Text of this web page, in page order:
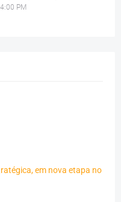
PM
em nova etapa no